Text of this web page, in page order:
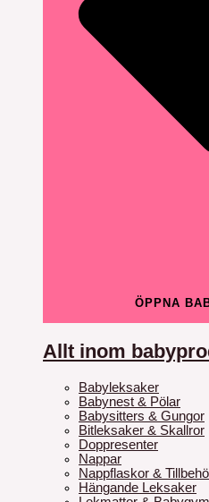
ÖPPNA
Allt inom
Babyleksaker
Babynest & Pölar
Babysitters & Gungor
Bitleksaker & Skallror
Doppresenter
Nappar
Nappflaskor &
Hängande Leksaker